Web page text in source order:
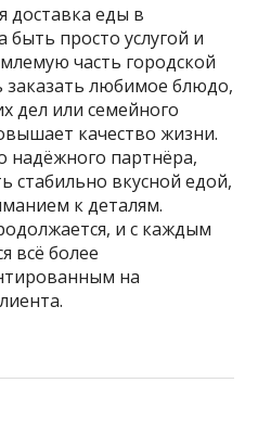
доставка еды в
просто услугой и
часть городской
заказать любимое блюдо,
дел или семейного
качество жизни.
надёжного партнёра,
стабильно вкусной едой,
к деталям.
и с каждым
всё более
на